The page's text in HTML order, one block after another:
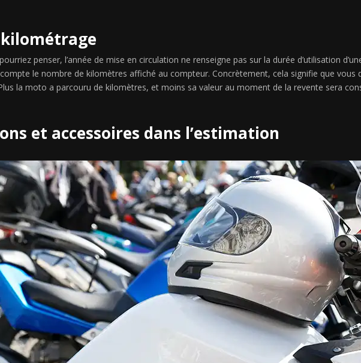
kilométrage
penser, l’année de mise en circulation ne renseigne pas sur la durée d’utilisation
le nombre de kilomètres affiché au compteur. Concrètement, cela signifie que vous
la moto a parcouru de kilomètres, et moins sa valeur au moment de la revente sera
et accessoires dans l’estimation